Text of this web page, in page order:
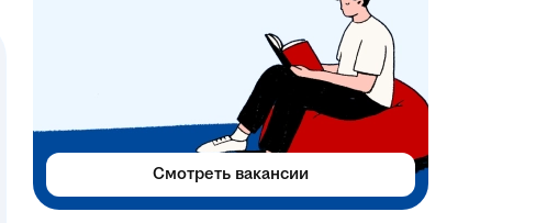
Смотреть вакансии